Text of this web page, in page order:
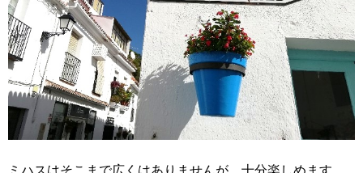
ミハスはそこまで広くはありませんが、十分楽しめます。